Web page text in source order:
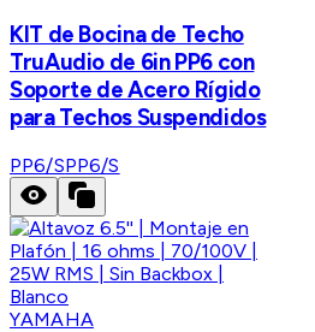
KIT de Bocina de Techo
TruAudio de 6in PP6 con
Soporte de Acero Rígido
para Techos Suspendidos
PP6/SPP6/S
YAMAHA